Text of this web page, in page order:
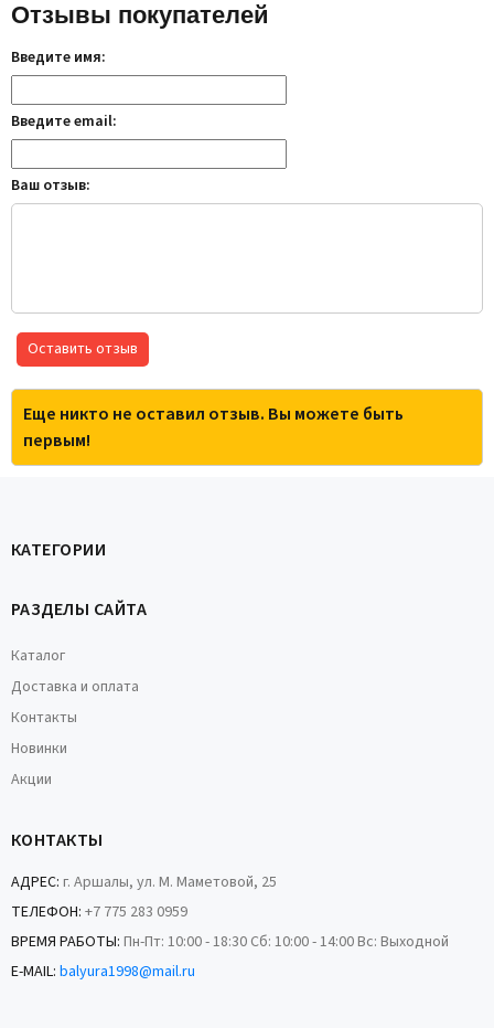
Отзывы покупателей
Введите имя:
Введите email:
Ваш отзыв:
Оставить отзыв
Еще никто не оставил отзыв. Вы можете быть
первым!
КАТЕГОРИИ
РАЗДЕЛЫ САЙТА
Каталог
Доставка и оплата
Контакты
Новинки
Акции
КОНТАКТЫ
АДРЕС: г. Аршалы, ул. М. Маметовой, 25
ТЕЛЕФОН: +7 775 283 0959
ВРЕМЯ РАБОТЫ: Пн-Пт: 10:00 - 18:30 Сб: 10:00 - 14:00 Вс: Выходной
E-MAIL: balyura1998@mail.ru